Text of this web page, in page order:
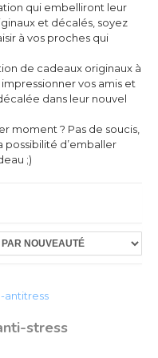
qui embelliront leur
et décalés, soyez
à vos proches qui
de cadeaux originaux à
vos amis et
dans leur nouvel
moment ? Pas de soucis,
possibilité d’emballer
;)
stress